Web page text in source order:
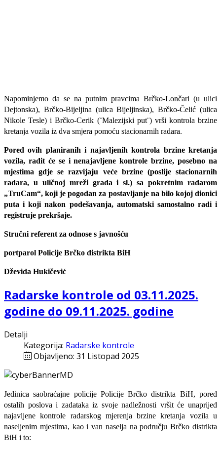
Napominjemo da se na putnim pravcima Brčko-Lončari (u ulici
Dejtonska), Brčko-Bijeljina (ulica Bijeljinska), Brčko-Čelić (ulica
Nikole Tesle) i Brčko-Cerik (¨Malezijski put¨) vrši kontrola brzine
kretanja vozila iz dva smjera pomoću stacionarnih radara.
Pored ovih planiranih i najavljenih kontrola brzine kretanja
vozila, radit će se i nenajavljene kontrole brzine, posebno na
mjestima gdje se razvijaju veće brzine (poslije stacionarnih
radara, u uličnoj mreži grada i sl.) sa pokretnim radarom
„TruCam“, koji je pogodan za postavljanje na bilo kojoj dionici
puta i koji nakon podešavanja, automatski samostalno radi i
registruje prekršaje.
Stručni referent za odnose s javnošću
portparol Policije Brčko distrikta BiH
Dževida Hukičević
Radarske kontrole od 03.11.2025.
godine do 09.11.2025. godine
Detalji
Kategorija: Radarske kontrole
Objavljeno: 31 Listopad 2025
Jedinica saobraćajne policije Policije Brčko distrikta BiH, pored
ostalih poslova i zadataka iz svoje nadležnosti vršit će unaprijed
najavljene kontrole radarskog mjerenja brzine kretanja vozila u
naseljenim mjestima, kao i van naselja na području Brčko distrikta
BiH i to: